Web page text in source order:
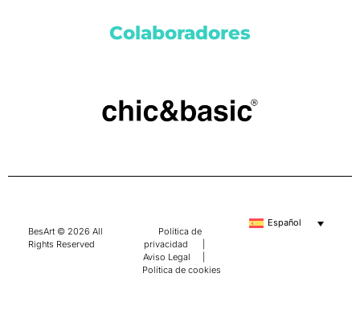
Colaboradores
BesArt © 2026 All
Rights Reserved
Política de
privacidad
Aviso Legal
Política de cookies
Español